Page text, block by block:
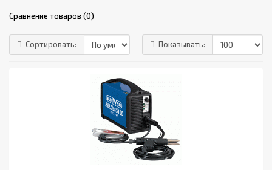
Сравнение товаров (0)
Сортировать: Показывать: